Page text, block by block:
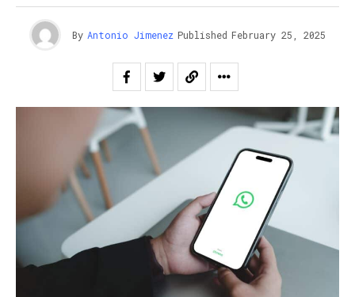
By Antonio Jimenez Published February 25, 2025